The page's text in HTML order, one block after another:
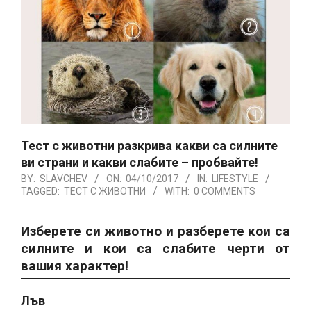
Тест с животни разкрива какви са силните
ви страни и какви слабите – пробвайте!
BY: SLAVCHEV ON: 04/10/2017 IN: LIFESTYLE
TAGGED: ТЕСТ С ЖИВОТНИ WITH: 0 COMMENTS
Изберете си животно и разберете кои са
силните и кои са слабите черти от
вашия характер!
Лъв